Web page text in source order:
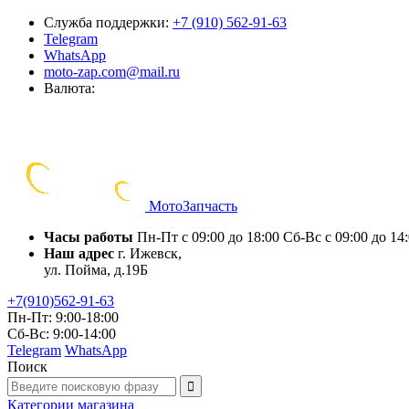
Служба поддержки: +7 (910) 562-91-63
Telegram
WhatsApp
moto-zap.com@mail.ru
Валюта:
МотоЗапчасть
Часы работы Пн-Пт с 09:00 до 18:00 Сб-Вс с 09:00 до
Наш адрес г. Ижевск,
ул. Пойма, д.19Б
+7(910)562-91-63
Пн-Пт: 9:00-18:00
Сб-Вс: 9:00-14:00
Telegram WhatsApp
Поиск
Категории магазина